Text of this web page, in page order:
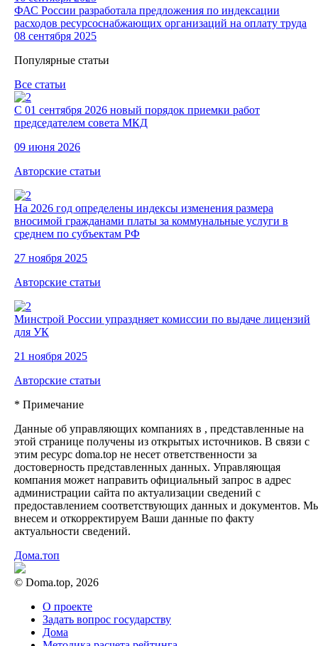
ФАС России разработала предложения по индексации
расходов ресурсоснабжающих организаций на оплату труда
08 сентября 2025
Популярные статьи
Все статьи
С 01 сентября 2026 новый порядок приемки работ
председателем совета МКД
09 июня 2026
Авторские статьи
На 2026 год определены индексы изменения размера
вносимой гражданами платы за коммунальные услуги в
среднем по субъектам РФ
27 ноября 2025
Авторские статьи
Минстрой России упраздняет комиссии по выдаче лицензий
для УК
21 ноября 2025
Авторские статьи
* Примечание
Данные об управляющих компаниях в , представленные на
этой странице получены из открытых источников. В связи с
этим ресурс doma.top не несет ответственности за
достоверность представленных данных. Управляющая
компания может направить официальный запрос в адрес
администрации сайта по актуализации сведений с
предоставлением соответствующих данных и документов.
внесем и откорректируем Ваши данные по факту
актуальности сведений.
Дома.топ
© Doma.top, 2026
О проекте
Задать вопрос государству
Дома